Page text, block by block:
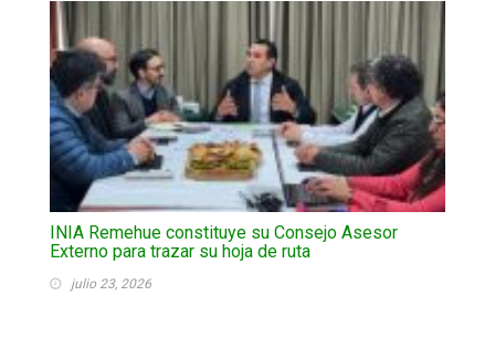
INIA Remehue constituye su Consejo Asesor
Externo para trazar su hoja de ruta
julio 23, 2026